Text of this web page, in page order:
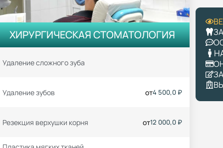
ХИРУРГИЧЕСКАЯ СТОМАТОЛОГИЯ
Удаление сложного зуба
Удаление зубов от4 500,0 ₽
Резекция верхушки корня от12 000,0 ₽